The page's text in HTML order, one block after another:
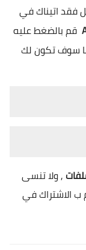
فقد اتيناك في
قم بالضغط عليه
سوف تكون لك
, ولا تنسى
ب الاشتراك في